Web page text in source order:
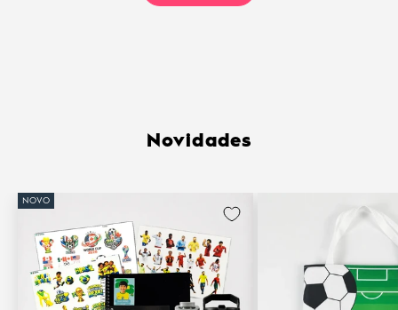
Novidades
NOVO